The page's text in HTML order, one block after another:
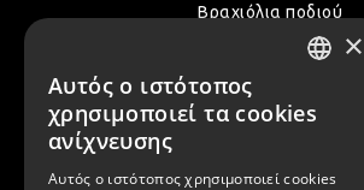
Βραχιόλια ποδιού
Δακτυλίδια
Όλα τα Καλοκαιρινά μας
Επικοινωνία
×
Αυτός ο ιστότοπος
χρησιμοποιεί τα cookies
ανίχνευσης
Αυτός ο ιστότοπος χρησιμοποιεί cookies